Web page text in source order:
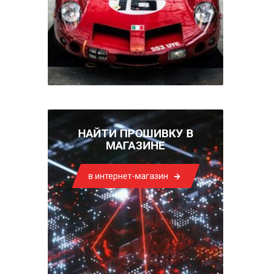
НАЙТИ ПРОШИВКУ В
МАГАЗИНЕ
в интернет-магазин